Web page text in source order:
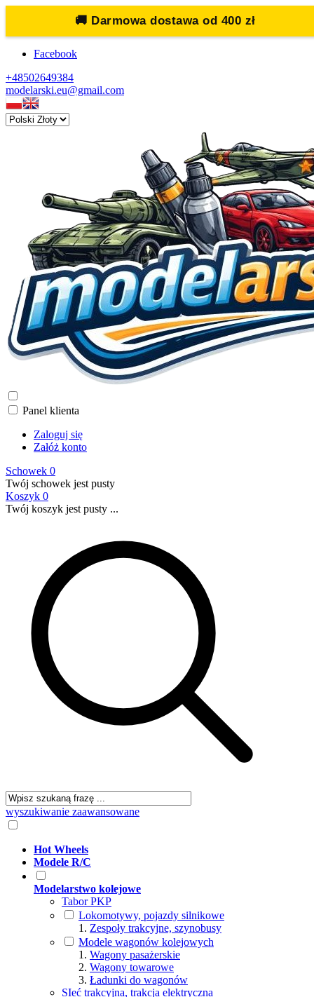
🚚 Darmowa dostawa od 400 zł
Facebook
+48502649384
modelarski.eu@gmail.com
Panel klienta
Zaloguj się
Załóż konto
Schowek 0
Twój schowek jest pusty
Koszyk 0
Twój koszyk jest pusty ...
wyszukiwanie zaawansowane
Hot Wheels
Modele R/C
Modelarstwo kolejowe
Tabor PKP
Lokomotywy, pojazdy silnikowe
Zespoły trakcyjne, szynobusy
Modele wagonów kolejowych
Wagony pasażerskie
Wagony towarowe
Ładunki do wagonów
SIeć trakcyjna, trakcja elektryczna